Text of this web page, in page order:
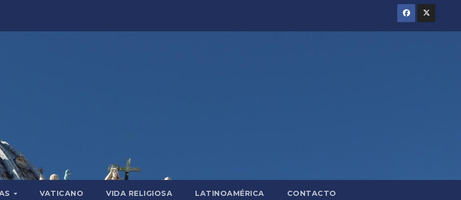
VATICANO VIDA RELIGIOSA LATINOAMÉRICA CONTACTO